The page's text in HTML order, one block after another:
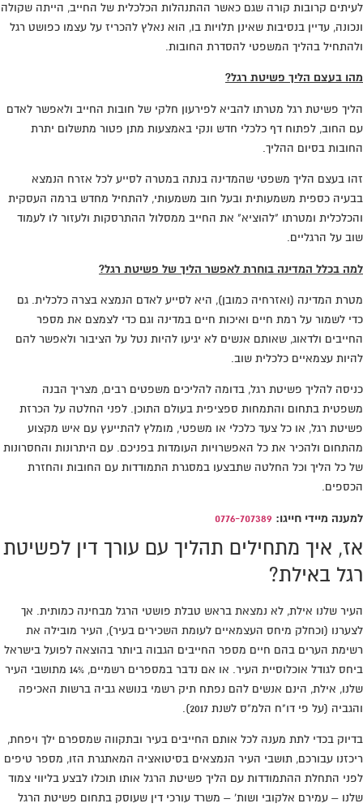
לעיתים קרובות קורה שגם כאשר ההתנהלות הכלכלית של החייב, הייתה שקולה
ונכונה, עדיין בנסיבות שאינן תלויות בו, הוא נאלץ להכריז על עצמו כפושט רגל
ולהתחיל בהליך המשפטי להסדרת החובות.
מהו בעצם הליך פשיטת רגל?
הליך פשיטת רגל מטרתו להביא לפירעון חלקי של חובות החייב ולאפשר לאדם
עם החוב, לפתוח דף כלכלי חדש ונקי באמצעות מתן פטור מתשלום יתרת
החובות בסיום ההליך.
זהו בעצם הליך משפטי שהמדינה בנתה במטרה לסייע לכל אזרח הנמצא
בבעיה כספית משמעותית ובעל חוב משמעותי, להתחיל מחדש ברמה העסקית
והכלכלית ומטרתו "להוציא" את החייב ממסלול ההתרסקות ולעזור לו לעמוד
שוב על הרגליים.
למה בכלל המדינה בוחרת לאפשר הליך של פשיטת רגל?
מטרת המדינה (ואזרחיה כמובן), היא לסייע לאדם הנמצא בצרה כלכלית. גם
כדי לשמור על רמת חיים ואיכות חיים במדינה וגם כדי לצמצם את מספר
החייבים ולדאוג, שאותם אנשים לא יגיעו להיות נטל על הציבור ולאפשר להם
להיות עצמאיים כלכלית שוב.
כניסה להליך פשיטת רגל, בדומה להליכים משפטים רבים, מצריך הבנה
משפטית בתחום והתמחות ספציפית בעולם התוכן. לפני החלטה על הכרזת
פשיטת רגל, או כל צעד כלכלי או משפטי, מומלץ להתייעץ עם איש מקצוע
מהתחום ולהכיר את כל האפשרויות העומדות בפניכם. עם היתרונות והחסרונות
של כל הליך וכל החלטה שתבצעו במסגרת התמודדות עם החובות והחזרת
הכספים.
למענה מיידי חייגו: 0776-707389
אז, איך מתחילים תהליך עם עורך דין לפשיטת
רגל באילת?
העיר שלנו אילת, לא נמצאת בראש טבלת פושטי הרגל מבחינה כמותית. אך
לצערנו (וכחלק מיחס העצמאיים לעומת השכירים בעיר), העיר מובילה את
רשימת הערים בהם חיים מספר החייבים הגבוה ביותר בהוצאה לפועל בישראל
ביחס לגודל אוכלוסיית העיר. או אם נדבר במספרים רשמיים, 14% מתושבי העיר
שלנו, אילת, הינם אנשים להם נפתח תיק רשמי בנושא גביה ברשות האכיפה
והגביה (על פי דו"ח הלמ"ס לשנת 2017).
בדיוק בכדי לתת מענה לכל אותם החייבים בעיר ובתקווה שמספרם ילך ויפחת,
ריכזנו עבורכם, תושבי העיר הנמצאים בסיטואציה המאתגרת הזו, מספר טיפים
לפני התחלת ההתמודדות עם הליך פשיטת הרגל אותו תוכלו לבצע בליווי צמוד
שלנו – עמירם אלקובי ושות' – משרד עורכי דין שעוסק בתחום פשיטת הרגל